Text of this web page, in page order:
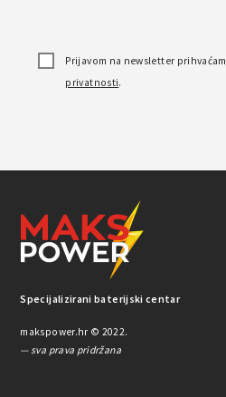
Prijavom na newsletter prihvaćam
privatnosti.
Specijalizirani baterijski centar
makspower.hr © 2022.
— sva prava pridržana